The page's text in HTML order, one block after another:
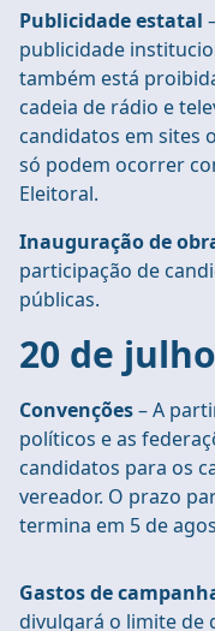
Publicidade estatal
publicidade
também está
cadeia de rádio e
candidatos em sites
só podem ocorrer
Eleitoral.
Inauguração de
participação de
públicas.
20 de julho
Convenções– A
políticos e as
candidatos para os
vereador. O prazo
termina em 5 de
Gastos de
divulgará o limite de